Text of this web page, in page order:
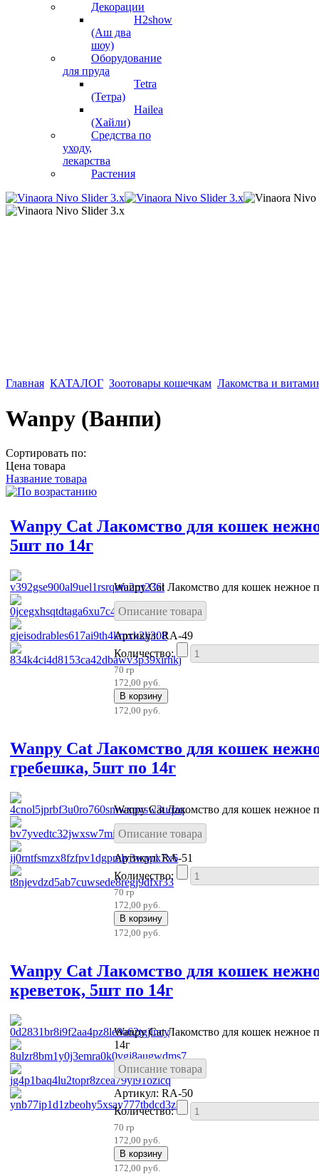
Декорации
H2show
(Аш два
шоу)
Оборудование
для пруда
Tetra
(Тетра)
Hailea
(Хайли)
Средства по
уходу,
лекарства
Растения
Главная КАТАЛОГ Зоотовары кошечкам Лакомства и
Wanpy (Ванпи)
Сортировать по:
Цена товара
Название товара
Wanpy Cat Лакомство для кошек
5шт по 14г
Wanpy Cat Лакомство для кошек нежное
Описание товара
Артикул: RA-49
Количество:
70 гр
172,00 руб.
172,00 руб.
Wanpy Cat Лакомство для кошек
гребешка, 5шт по 14г
Wanpy Cat Лакомство для кошек нежное
Описание товара
Артикул: RA-51
Количество:
70 гр
172,00 руб.
172,00 руб.
Wanpy Cat Лакомство для кошек
креветок, 5шт по 14г
Wanpy Cat Лакомство для кошек нежное
14г
Описание товара
Артикул: RA-50
Количество:
70 гр
172,00 руб.
172,00 руб.